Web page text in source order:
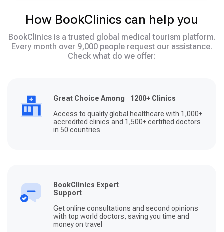
How BookClinics can help you
BookClinics is a trusted global medical tourism platform.
Every month over 9,000 people request our assistance.
Check what do we offer:
Great Choice Among 1200+ Clinics
Access to quality global healthcare with 1,000+
accredited clinics and 1,500+ certified doctors
in 50 countries
BookClinics Expert
Support
Get online consultations and second opinions
with top world doctors, saving you time and
money on travel